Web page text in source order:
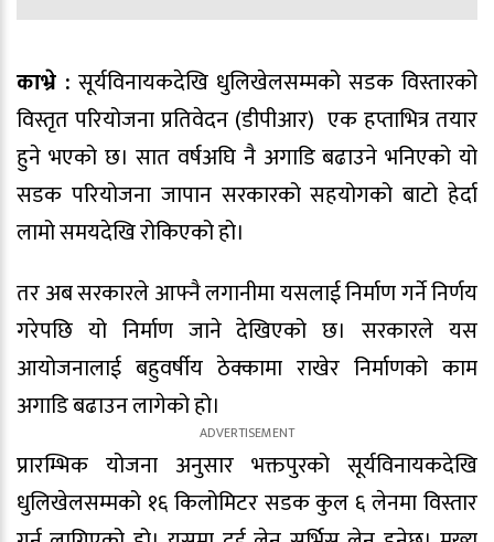
काभ्रे : सूर्यविनायकदेखि धुलिखेलसम्मको सडक विस्तारको
विस्तृत परियोजना प्रतिवेदन (डीपीआर) एक हप्ताभित्र तयार
हुने भएको छ। सात वर्षअघि नै अगाडि बढाउने भनिएको यो
सडक परियोजना जापान सरकारको सहयोगको बाटो हेर्दा
लामो समयदेखि रोकिएको हो।
तर अब सरकारले आफ्नै लगानीमा यसलाई निर्माण गर्ने निर्णय
गरेपछि यो निर्माण जाने देखिएको छ। सरकारले यस
आयोजनालाई बहुवर्षीय ठेक्कामा राखेर निर्माणको काम
अगाडि बढाउन लागेको हो।
प्रारम्भिक योजना अनुसार भक्तपुरको सूर्यविनायकदेखि
धुलिखेलसम्मको १६ किलोमिटर सडक कुल ६ लेनमा विस्तार